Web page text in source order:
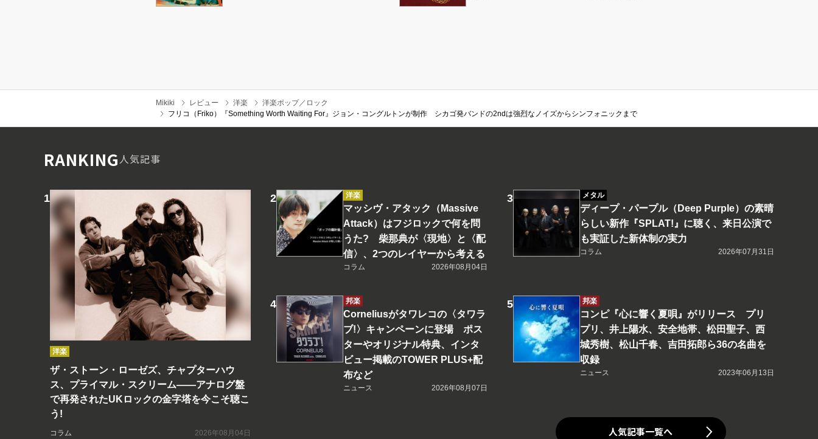
Mikiki レビュー 洋楽
洋楽ポップ／ロック
フリコ（Friko）『Something Worth Waiting For』ジョン・コングルトンが制作 シカゴ発バンドの2ndは強烈なノイズからシンフォニックまで
RANKING人気記事
洋楽
ザ・ストーン・ローゼズ、チャプターハウ
ス、プライマル・スクリーム――アナログ盤
で再発されたUKロックの金字塔を今こそ聴こ
う!
コラム 2026年08月04日
洋楽
マッシヴ・アタック（Massive
Attack）はフジロックで何を問
うた? 柴那典が〈現地〉と〈配
信〉、2つのレイヤーから考える
コラム 2026年08月04日
メタル
ディープ・パープル（Deep Purple）の素晴
らしい新作『SPLAT!』に聴く、来日公演で
も実証した新体制の実力
コラム 2026年07月31日
邦楽
Corneliusがタワレコの〈タワラ
ブ!〉キャンペーンに登場 ポス
ターやオリジナル特典、インタ
ビュー掲載のTOWER PLUS+配
布など
ニュース 2026年08月07日
邦楽
コンピ『心に響く夏唄』がリリース プリ
プリ、井上陽水、安全地帯、松田聖子、西
城秀樹、松山千春、吉田拓郎ら36の名曲を
収録
ニュース 2023年06月13日
人気記事一覧へ